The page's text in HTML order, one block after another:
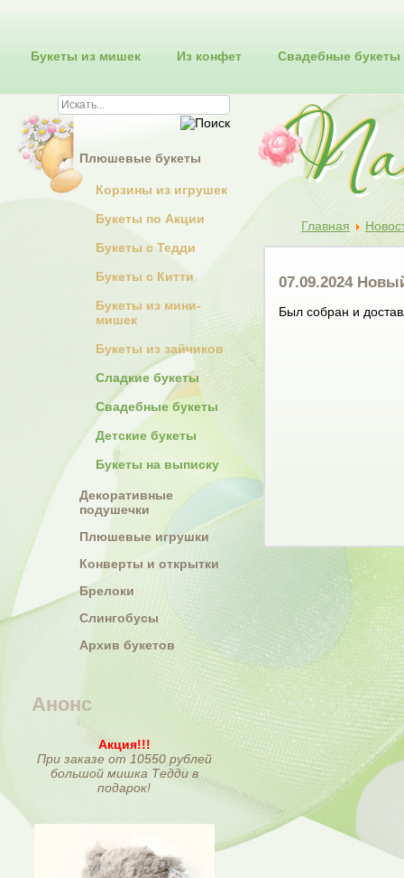
Букеты из мишек Из конфет Свадебные букеты
Плюшевые букеты
Корзины из игрушек
Букеты по Акции
Букеты с Тедди
Букеты с Китти
Букеты из мини-
мишек
Букеты из зайчиков
Сладкие букеты
Свадебные букеты
Детские букеты
Букеты на выписку
Декоративные
подушечки
Плюшевые игрушки
Конверты и открытки
Брелоки
Слингобусы
Архив букетов
Анонс
Акция!!!
При заказе от 10550 рублей
большой мишка Тедди в
подарок!
Главная
07.09.2024
Был собран и